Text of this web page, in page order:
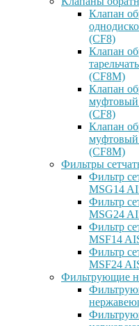
Клапан
(CF8)
Клапан
(CF8M)
Клапан
(CF8)
Клапан
(CF8М)
Фильтры
Фильтр
MSG14
Фильтр
MSG24
Фильтр
MSF14
Фильтр
MSF24
Фильтрующие